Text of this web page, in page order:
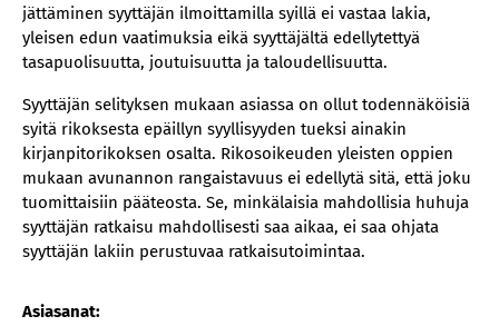
jättäminen syyttäjän ilmoittamilla syillä ei vastaa lakia,
yleisen edun vaatimuksia eikä syyttäjältä edellytettyä
tasapuolisuutta, joutuisuutta ja taloudellisuutta.
Syyttäjän selityksen mukaan asiassa on ollut todennäköisiä
syitä rikoksesta epäillyn syyllisyyden tueksi ainakin
kirjanpitorikoksen osalta. Rikosoikeuden yleisten oppien
mukaan avunannon rangaistavuus ei edellytä sitä, että joku
tuomittaisiin pääteosta. Se, minkälaisia mahdollisia huhuja
syyttäjän ratkaisu mahdollisesti saa aikaa, ei saa ohjata
syyttäjän lakiin perustuvaa ratkaisutoimintaa.
Asiasanat: